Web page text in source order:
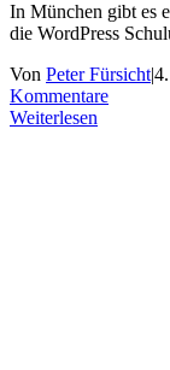
In München gibt es
die WordPress
Von Peter Fürsicht|
Kommentare
Weiterlesen